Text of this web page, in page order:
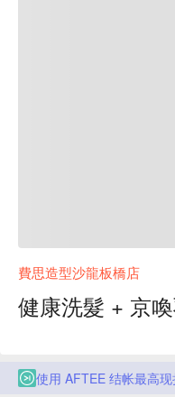
費思造型沙龍板橋店
健康洗髮 + 京
使用 AFTEE 结帐最高